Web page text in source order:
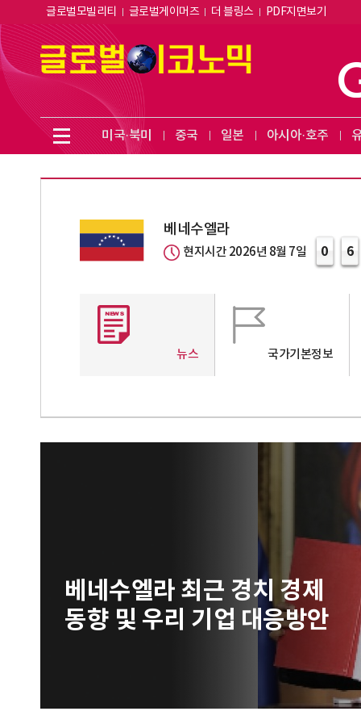
글로벌모빌리티 글로벌게이머즈 더 블링스 PDF지면보기
미국·북미 중국 일본 아시아·호주
베네수엘라
현지시간 2026년 8월 7일 0 6
뉴스 국가기본정보
베네수엘라 최근 경치 경제
동향 및 우리 기업 대응방안